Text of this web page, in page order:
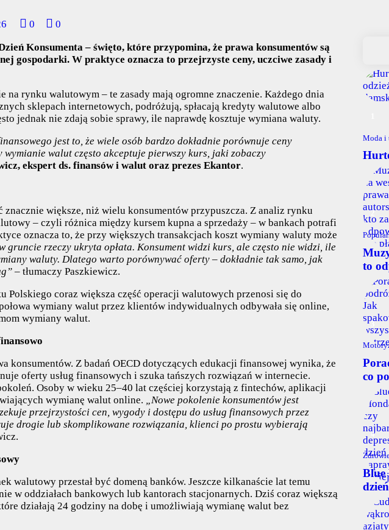
0
0
Konsumenta – święto, które przypomina, że prawa konsumentów są
gospodarki. W praktyce oznacza to przejrzyste ceny, uczciwe zasady i
na rynku walutowym – te zasady mają ogromne znaczenie. Każdego dnia
sklepach internetowych, podróżują, spłacają kredyty walutowe albo
jednak nie zdają sobie sprawy, ile naprawdę kosztuje wymiana waluty.
jest to, że wiele osób bardzo dokładnie porównuje ceny
walut często akceptuje pierwszy kurs, jaki zobaczy
ekspert ds. finansów i walut oraz prezes Ekantor.
znacznie większe, niż wielu konsumentów przypuszcza. Z analiz rynku
– czyli różnica między kursem kupna a sprzedaży – w bankach potrafi
oznacza to, że przy większych transakcjach koszt wymiany waluty może
w gruncie rzeczy ukryta opłata. Konsument widzi kurs, ale często nie widzi, ile
waluty. Dlatego warto porównywać oferty – dokładnie tak samo, jak
– tłumaczy Paszkiewicz.
Polskiego coraz większa część operacji walutowych przenosi się do
wymiany walut przez klientów indywidualnych odbywała się online,
wymiany walut.
konsumentów. Z badań OECD dotyczących edukacji finansowej wynika, że
oferty usług finansowych i szuka tańszych rozwiązań w internecie.
Osoby w wieku 25–40 lat częściej korzystają z fintechów, aplikacji
wymianę walut online.
„Nowe pokolenie konsumentów jest
przejrzystości cen, wygody i dostępu do usług finansowych przez
drogie lub skomplikowane rozwiązania, klienci po prostu wybierają
walutowy przestał być domeną banków. Jeszcze kilkanaście lat temu
w oddziałach bankowych lub kantorach stacjonarnych. Dziś coraz większą
działają 24 godziny na dobę i umożliwiają wymianę walut bez
Moda i
to
co
Blue